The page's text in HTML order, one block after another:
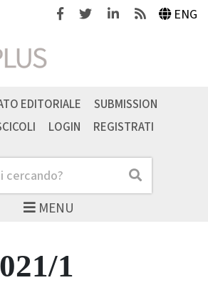
FacebookTwitterLinkedinFeeds ENG
MENU
Cerca
EDITORIALE
SUBMISSION
LOGIN REGISTRATI
1